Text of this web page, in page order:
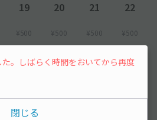
19
¥500
20
¥500
21
¥500
22
¥500
26 27 28 29
。しばらく時間をおいてから再度
閉じる